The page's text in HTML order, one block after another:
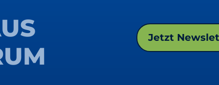
Jetzt